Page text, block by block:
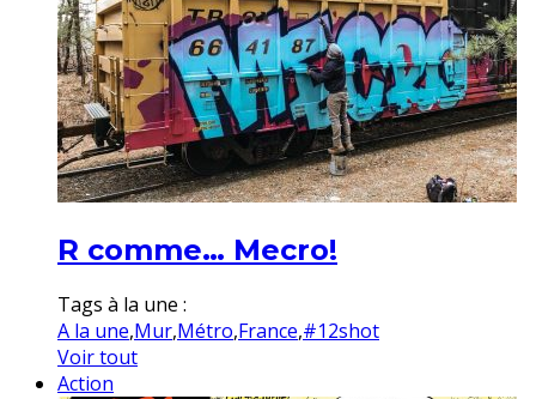
R comme… Mecro!
Tags à la une :
A la une,Mur,Métro,France,#12shot
Voir tout
Action